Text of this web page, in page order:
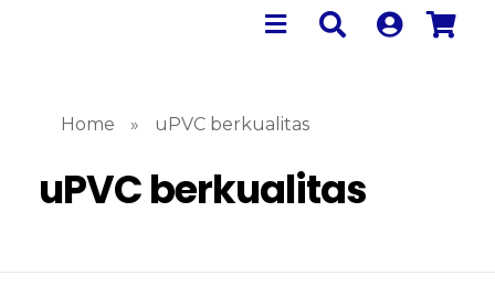
Home » uPVC berkualitas
uPVC berkualitas